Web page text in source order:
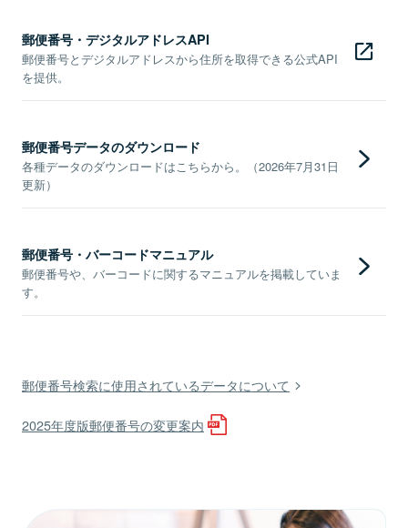
郵便番号・デジタルアドレスAPI
郵便番号とデジタルアドレスから住所を取得できる公式API
を提供。
郵便番号データのダウンロード
各種データのダウンロードはこちらから。（2026年7月31日
更新）
郵便番号・バーコードマニュアル
郵便番号や、バーコードに関するマニュアルを掲載していま
す。
郵便番号検索に使用されているデータについて
2025年度版郵便番号の変更案内